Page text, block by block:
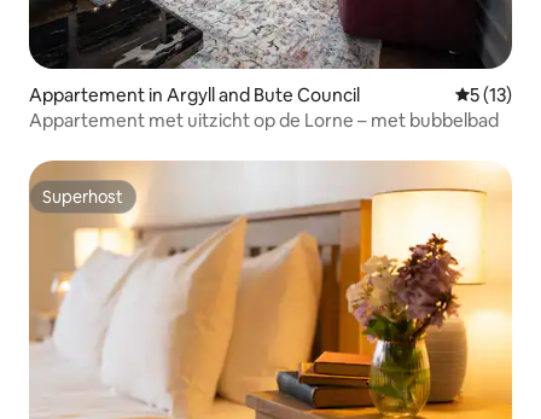
Appartement in Argyll and Bute Council
5 (13)
Appartement met uitzicht op de Lorne – met bubbelbad
Superhost
Superhost